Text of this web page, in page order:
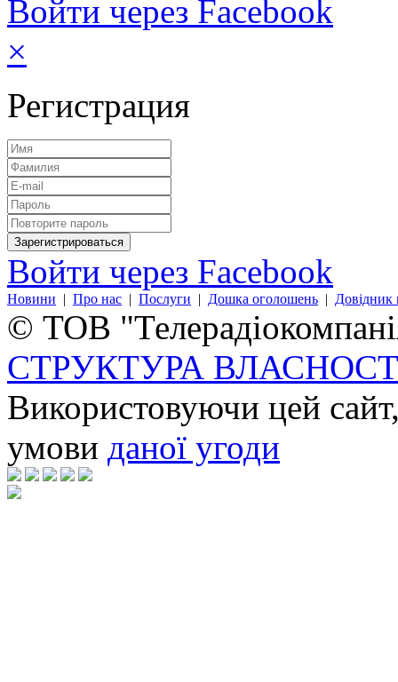
Войти через Facebook
×
Регистрация
Войти через Facebook
Новини | Про нас | Послуги | Дошка оголошень | Довідник
© ТОВ
СТРУКТУРА
Використовуючи цей
умови даної угоди